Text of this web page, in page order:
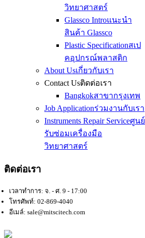
วิทยาศาสตร์
Glassco Introแนะนำ
สินค้า Glassco
Plastic Specificationสเป
คอุปกรณ์พลาสติก
About Usเกี่ยวกับเรา
Contact Usติดต่อเรา
Bangkokสาขากรุงเทพ
Job Applicationร่วมงานกับเรา
Instruments Repair Serviceศูนย์
รับซ่อมเครื่องมือ
วิทยาศาสตร์
ติดต่อเรา
เวลาทำการ: จ. - ศ. 9 - 17:00
โทรศัพท์: 02-869-4040
อีเมล์: sale@mitscitech.com